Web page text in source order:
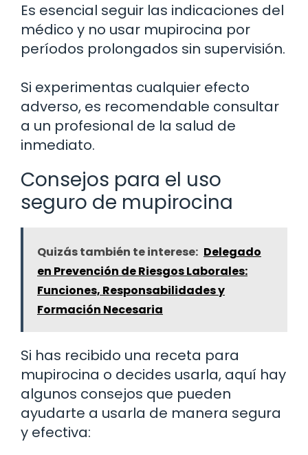
Es esencial seguir las indicaciones del
médico y no usar mupirocina por
períodos prolongados sin supervisión.
Si experimentas cualquier efecto
adverso, es recomendable consultar
a un profesional de la salud de
inmediato.
Consejos para el uso
seguro de mupirocina
Quizás también te interese: Delegado
en Prevención de Riesgos Laborales:
Funciones, Responsabilidades y
Formación Necesaria
Si has recibido una receta para
mupirocina o decides usarla, aquí hay
algunos consejos que pueden
ayudarte a usarla de manera segura
y efectiva: